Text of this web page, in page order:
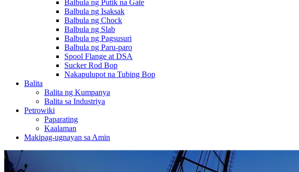
Balbula ng Putik na Gate
Balbula ng Isaksak
Balbula ng Chock
Balbula ng Slab
Balbula ng Pagsusuri
Balbula ng Paru-paro
Spool Flange at DSA
Sucker Rod Bop
Nakapulupot na Tubing Bop
Balita
Balita ng Kumpanya
Balita sa Industriya
Petrowiki
Paparating
Kaalaman
Makipag-ugnayan sa Amin